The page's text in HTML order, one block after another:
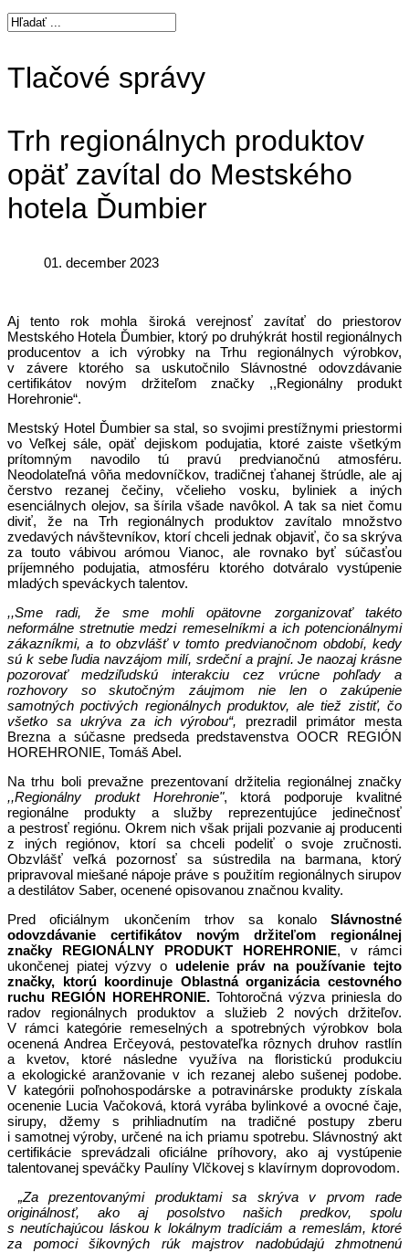
Tlačové správy
Trh regionálnych produktov
opäť zavítal do Mestského
hotela Ďumbier
01. december 2023
Aj tento rok mohla široká verejnosť zavítať do priestorov
Mestského Hotela Ďumbier, ktorý po druhýkrát hostil regionálnych
producentov a ich výrobky na Trhu regionálnych výrobkov,
v závere ktorého sa uskutočnilo Slávnostné odovzdávanie
certifikátov novým držiteľom značky ,,Regionálny produkt
Horehronie“.
Mestský Hotel Ďumbier sa stal, so svojimi prestížnymi priestormi
vo Veľkej sále, opäť dejiskom podujatia, ktoré zaiste všetkým
prítomným navodilo tú pravú predvianočnú atmosféru.
Neodolateľná vôňa medovníčkov, tradičnej ťahanej štrúdle, ale aj
čerstvo rezanej čečiny, včelieho vosku, byliniek a iných
esenciálnych olejov, sa šírila všade navôkol. A tak sa niet čomu
diviť, že na Trh regionálnych produktov zavítalo množstvo
zvedavých návštevníkov, ktorí chceli jednak objaviť, čo sa skrýva
za touto vábivou arómou Vianoc, ale rovnako byť súčasťou
príjemného podujatia, atmosféru ktorého dotváralo vystúpenie
mladých speváckych talentov.
,,Sme radi, že sme mohli opätovne zorganizovať takéto
neformálne stretnutie medzi remeselníkmi a ich potencionálnymi
zákazníkmi, a to obzvlášť v tomto predvianočnom období, kedy
sú k sebe ľudia navzájom milí, srdeční a prajní. Je naozaj krásne
pozorovať medziľudskú interakciu cez vrúcne pohľady a
rozhovory so skutočným záujmom nie len o zakúpenie
samotných poctivých regionálnych produktov, ale tiež zistiť, čo
všetko sa ukrýva za ich výrobou“, prezradil primátor mesta
Brezna a súčasne predseda predstavenstva OOCR REGIÓN
HOREHRONIE, Tomáš Abel.
Na trhu boli prevažne prezentovaní držitelia regionálnej značky
,,Regionálny produkt Horehronie", ktorá podporuje kvalitné
regionálne produkty a služby reprezentujúce jedinečnosť
a pestrosť regiónu. Okrem nich však prijali pozvanie aj producenti
z iných regiónov, ktorí sa chceli podeliť o svoje zručnosti.
Obzvlášť veľká pozornosť sa sústredila na barmana, ktorý
pripravoval miešané nápoje práve s použitím regionálnych sirupov
a destilátov Saber, ocenené opisovanou značnou kvality.
Pred oficiálnym ukončením trhov sa konalo Slávnostné
odovzdávanie certifikátov novým držiteľom regionálnej
značky REGIONÁLNY PRODUKT HOREHRONIE, v rámci
ukončenej piatej výzvy o udelenie práv na používanie tejto
značky, ktorú koordinuje Oblastná organizácia cestovného
ruchu REGIÓN HOREHRONIE. Tohtoročná výzva priniesla do
radov regionálnych produktov a služieb 2 nových držiteľov.
V rámci kategórie remeselných a spotrebných výrobkov bola
ocenená Andrea Erčeyová, pestovateľka rôznych druhov rastlín
a kvetov, ktoré následne využíva na floristickú produkciu
a ekologické aranžovanie v ich rezanej alebo sušenej podobe.
V kategórii poľnohospodárske a potravinárske produkty získala
ocenenie Lucia Vačoková, ktorá vyrába bylinkové a ovocné čaje,
sirupy, džemy s prihliadnutím na tradičné postupy zberu
i samotnej výroby, určené na ich priamu spotrebu. Slávnostný akt
certifikácie sprevádzali oficiálne príhovory, ako aj vystúpenie
talentovanej speváčky Paulíny Vlčkovej s klavírnym doprovodom.
„Za prezentovanými produktami sa skrýva v prvom rade
originálnosť, ako aj posolstvo našich predkov, spolu
s neutíchajúcou láskou k lokálnym tradíciám a remeslám, ktoré
za pomoci šikovných rúk majstrov nadobúdajú zhmotnenú